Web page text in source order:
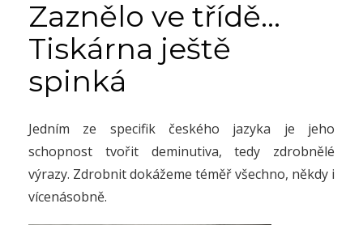
Zaznělo ve třídě…
Tiskárna ještě
spinká
Jedním ze specifik českého jazyka je jeho
schopnost tvořit deminutiva, tedy zdrobnělé
výrazy. Zdrobnit dokážeme téměř všechno, někdy i
vícenásobně.